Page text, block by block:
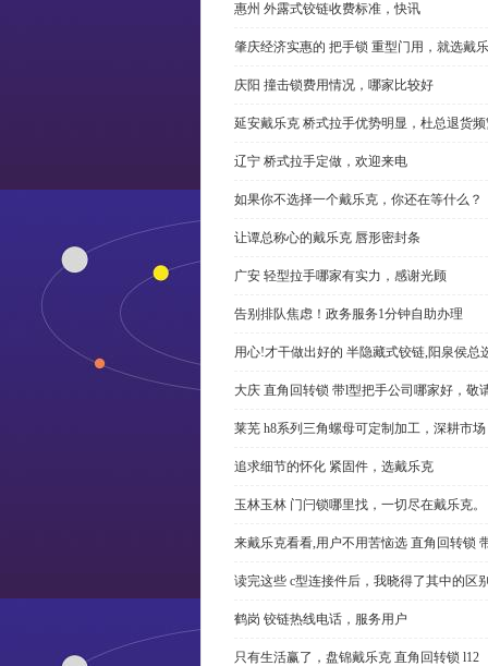
惠州 外露式铰链收费标准，快讯
肇庆经济实惠的 把手锁 重型门用，就选戴
庆阳 撞击锁费用情况，哪家比较好
延安戴乐克 桥式拉手优势明显，杜总退货
辽宁 桥式拉手定做，欢迎来电
如果你不选择一个戴乐克，你还在等什么？
让谭总称心的戴乐克 唇形密封条
广安 轻型拉手哪家有实力，感谢光顾
告别排队焦虑！政务服务1分钟自助办理
用心!才干做出好的 半隐藏式铰链,阳泉侯总
大庆 直角回转锁 带l型把手公司哪家好，敬
莱芜 h8系列三角螺母可定制加工，深耕市场
追求细节的怀化 紧固件，选戴乐克
玉林玉林 门闩锁哪里找，一切尽在戴乐克。
来戴乐克看看,用户不用苦恼选 直角回转锁
读完这些 c型连接件后，我晓得了其中的区
鹤岗 铰链热线电话，服务用户
只有生活赢了，盘锦戴乐克 直角回转锁 l12